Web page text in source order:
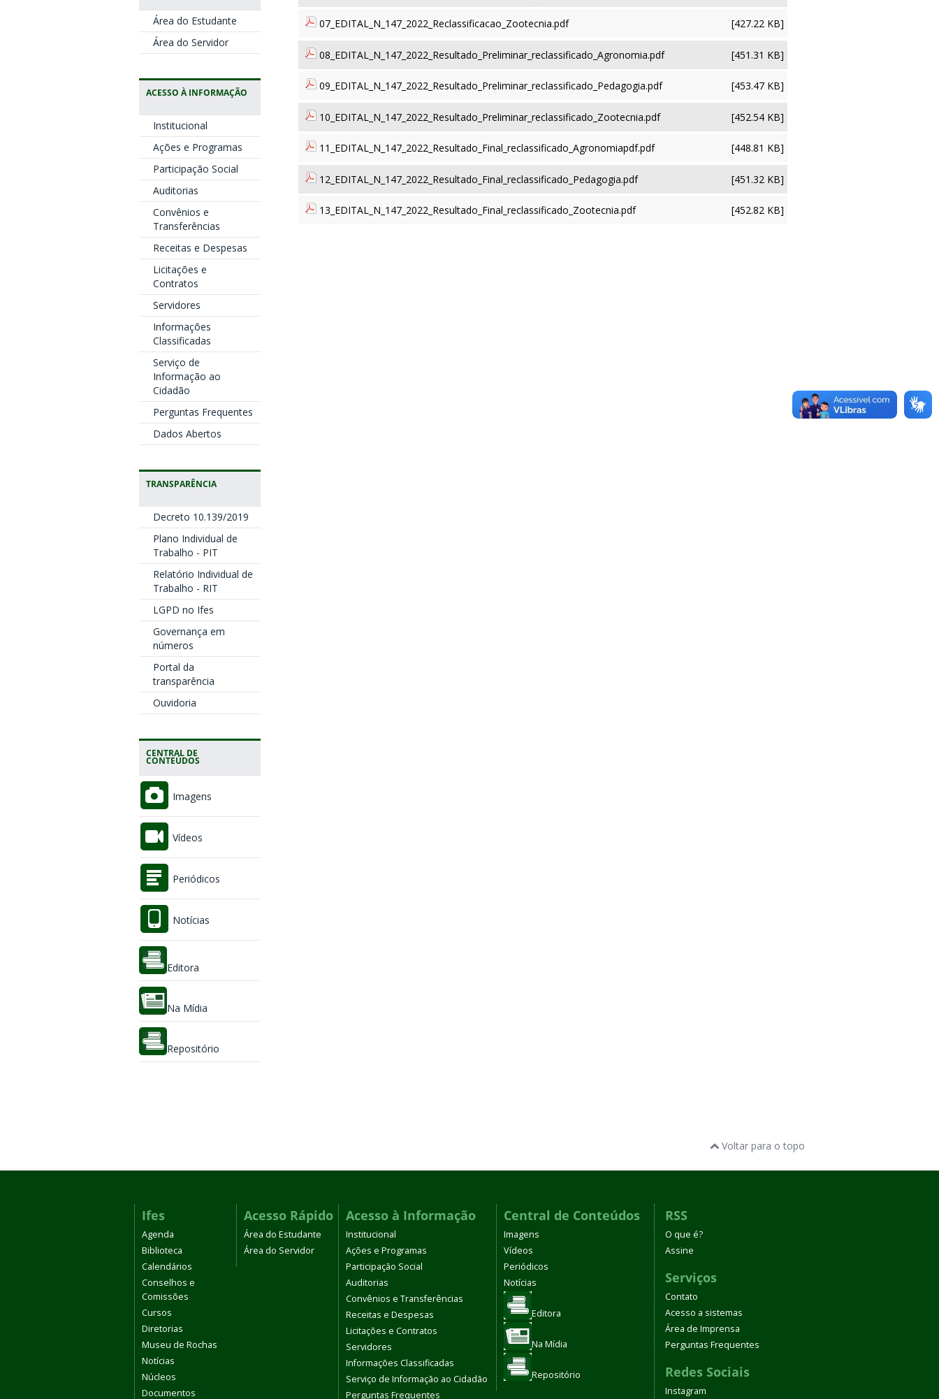
Área do Estudante
Área do Servidor
ACESSO À INFORMAÇÃO
Institucional
Ações e Programas
Participação Social
Auditorias
Convênios e
Transferências
Receitas e Despesas
Licitações e
Contratos
Servidores
Informações
Classificadas
Serviço de
Informação ao
Cidadão
Perguntas Frequentes
Dados Abertos
TRANSPARÊNCIA
Decreto 10.139/2019
Plano Individual de
Trabalho - PIT
Relatório Individual de
Trabalho - RIT
LGPD no Ifes
Governança em
números
Portal da
transparência
Ouvidoria
CENTRAL DE
CONTEÚDOS
Imagens
Vídeos
Periódicos
Notícias
Editora
Na Mídia
Repositório
07_EDITAL_N_147_2022_Reclassificacao_Zootecnia.pdf [427.22 KB]
08_EDITAL_N_147_2022_Resultado_Preliminar_reclassificado_Agronomia.pdf [451.31 KB]
09_EDITAL_N_147_2022_Resultado_Preliminar_reclassificado_Pedagogia.pdf [453.47 KB]
10_EDITAL_N_147_2022_Resultado_Preliminar_reclassificado_Zootecnia.pdf [452.54 KB]
11_EDITAL_N_147_2022_Resultado_Final_reclassificado_Agronomiapdf.pdf [448.81 KB]
12_EDITAL_N_147_2022_Resultado_Final_reclassificado_Pedagogia.pdf [451.32 KB]
13_EDITAL_N_147_2022_Resultado_Final_reclassificado_Zootecnia.pdf [452.82 KB]
Voltar para o topo
Ifes
Agenda
Biblioteca
Calendários
Conselhos e
Comissões
Cursos
Diretorias
Museu de Rochas
Notícias
Núcleos
Documentos
Acesso Rápido
Área do Estudante
Área do Servidor
Acesso à Informação
Institucional
Ações e Programas
Participação Social
Auditorias
Convênios e Transferências
Receitas e Despesas
Licitações e Contratos
Servidores
Informações Classificadas
Serviço de Informação ao Cidadão
Perguntas Frequentes
Central de Conteúdos
Imagens
Vídeos
Periódicos
Notícias
Editora
Na Mídia
Repositório
RSS
O que é?
Assine
Serviços
Contato
Acesso a sistemas
Área de Imprensa
Perguntas Frequentes
Redes Sociais
Instagram